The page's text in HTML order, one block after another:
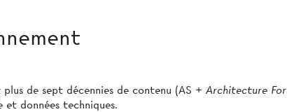
de sept décennies de contenu (AS + Architecture
données techniques.